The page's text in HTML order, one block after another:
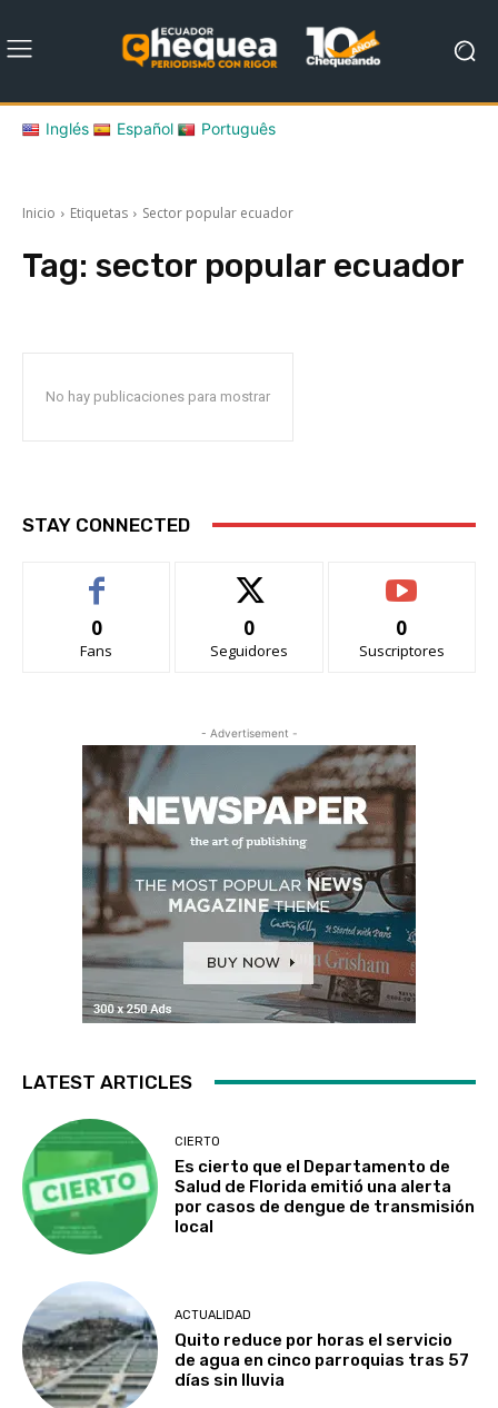
Inglés Español Português
Inicio Etiquetas Sector popular ecuador
Tag: sector popular ecuador
No hay publicaciones para mostrar
STAY CONNECTED
0
Fans
0
Seguidores
0
Suscriptores
- Advertisement -
LATEST ARTICLES
CIERTO
Es cierto que el Departamento de
Salud de Florida emitió una alerta
por casos de dengue de transmisión
local
ACTUALIDAD
Quito reduce por horas el servicio
de agua en cinco parroquias tras 57
días sin lluvia